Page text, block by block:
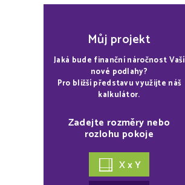
Můj projekt
Jaká bude finanční náročnost Vaší
nové podlahy?
Pro bližší představu využijte náš
kalkulátor.
Zadejte rozměry nebo
rozlohu pokoje
X x Y